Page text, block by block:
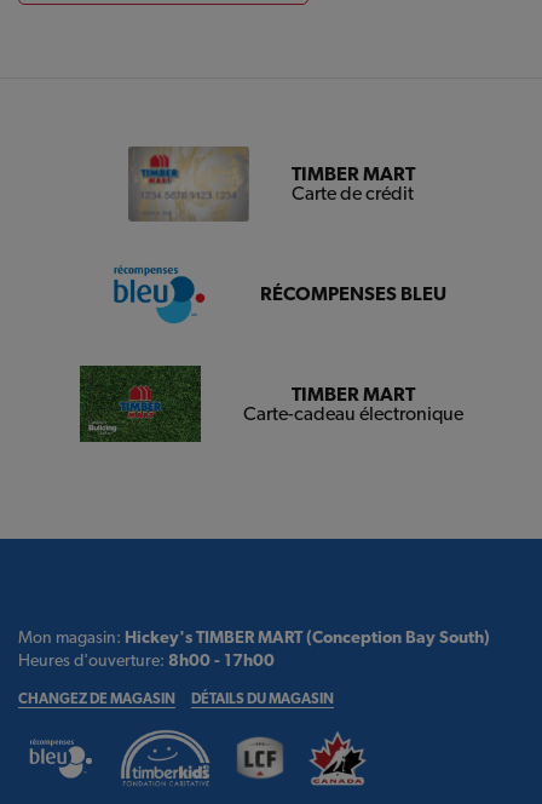
TIMBER MART
Carte de crédit
RÉCOMPENSES BLEU
TIMBER MART
Carte-cadeau électronique
Mon magasin: Hickey's TIMBER MART (Conception Bay South)
Heures d'ouverture: 8h00 - 17h00
CHANGEZ DE MAGASIN DÉTAILS DU MAGASIN